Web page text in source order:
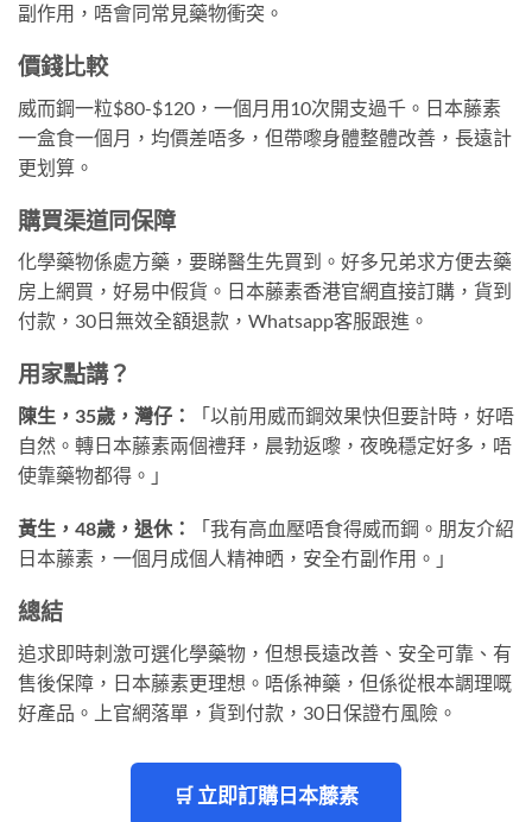
副作用，唔會同常見藥物衝突。
價錢比較
威而鋼一粒$80-$120，一個月用10次開支過千。日本藤素
一盒食一個月，均價差唔多，但帶嚟身體整體改善，長遠計
更划算。
購買渠道同保障
化學藥物係處方藥，要睇醫生先買到。好多兄弟求方便去藥
房上網買，好易中假貨。日本藤素香港官網直接訂購，貨到
付款，30日無效全額退款，Whatsapp客服跟進。
用家點講？
陳生，35歲，灣仔：
「以前用威而鋼效果快但要計時，好唔
自然。轉日本藤素兩個禮拜，晨勃返嚟，夜晚穩定好多，唔
使靠藥物都得。」
黃生，48歲，退休：
「我有高血壓唔食得威而鋼。朋友介紹
日本藤素，一個月成個人精神晒，安全冇副作用。」
總結
追求即時刺激可選化學藥物，但想長遠改善、安全可靠、有
售後保障，日本藤素更理想。唔係神藥，但係從根本調理嘅
好產品。上官網落單，貨到付款，30日保證冇風險。
🛒 立即訂購日本藤素